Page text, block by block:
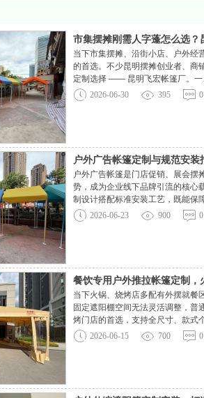
市集摆摊刚需人字蓬怎么选
当下市集摆摊、沿街小店、户外经
的首选。不少昆明摆摊创业者、商
定制选择 —— 昆明飞宏帐篷厂。一
户外经营需求：空间宽敞不压抑：
集、生鲜摊位都适用；防雨防晒性
2026-06-30 395 0
户外广告帐篷定制与规范安
户外广告帐篷是门店促销、展会摆
势，成为企业线下品牌引流的核心
制设计搭配标准安装工艺，既能保
基础。在定制前期，需结合使用场
选择尤为关键，户外推广优先选用
2026-06-23 900 0
餐饮专用户外推拉帐篷定制
当下火锅、烧烤店多配有外摆就餐
固定遮阳棚空间无法灵活调整，普
烤门店的首选，支持全尺寸、款式
家用帐篷。火锅烧烤环境油烟大、
门店定制推拉帐篷，篷布选用加厚
2026-06-15 700 0